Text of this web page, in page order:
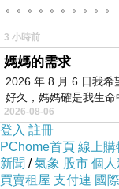
由高訂領域跨
時尚選品店
名設計師林薇
店，是一個全
更多國際知名
多人分享全球
版圖重要的一
時尚選品，我
。。。。。。。。。。
3 小時前
媽媽的需求
2026 年 8 月 6 日我希
好久，媽媽確是我生
2026-08-06
登入 註冊
PChome首頁 線上購
新聞 /氣象 股市 個人
買賣租屋 支付連 國